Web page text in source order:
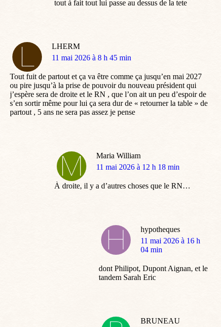
tout à fait tout lui passe au dessus de la tete
LHERM
dit
11 mai 2026 à 8 h 45 min
Tout fuit de partout et ça va être comme ça jusqu’en mai 2027
ou pire jusqu’à la prise de pouvoir du nouveau président qui
j’espère sera de droite et le RN , que l’on ait un peu d’espoir de
s’en sortir même pour lui ça sera dur de « retourner la table » de
partout , 5 ans ne sera pas assez je pense
Maria William
dit
11 mai 2026 à 12 h 18 min
À droite, il y a d’autres choses que le RN…
hypotheques
dit
:
11 mai 2026 à 16 h
04 min
dont Philipot, Dupont Aignan, et le
tandem Sarah Eric
BRUNEAU